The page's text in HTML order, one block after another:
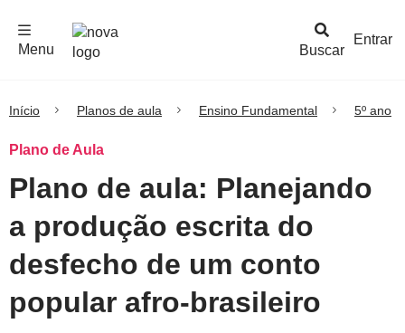
Buscar
Menu
Entrar
Início Planos de aula Ensino Fundamental 5º ano
Plano de Aula
Plano de aula: Planejando
a produção escrita do
desfecho de um conto
popular afro-brasileiro